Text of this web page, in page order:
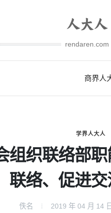
rendaren.com
商界人
学界人大人
组织联络部
联络、促进
佚名 2019 年 04 月 14 日